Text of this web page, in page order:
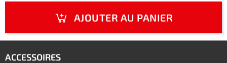
AJOUTER AU PANIER
ACCESSOIRES